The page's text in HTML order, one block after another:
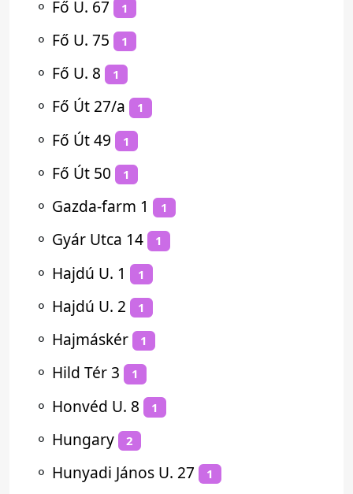
⚬ Fő U. 67 1
⚬ Fő U. 75 1
⚬ Fő U. 8 1
⚬ Fő Út 27/a 1
⚬ Fő Út 49 1
⚬ Fő Út 50 1
⚬ Gazda-farm 1 1
⚬ Gyár Utca 14 1
⚬ Hajdú U. 1 1
⚬ Hajdú U. 2 1
⚬ Hajmáskér 1
⚬ Hild Tér 3 1
⚬ Honvéd U. 8 1
⚬ Hungary 2
⚬ Hunyadi János U. 27 1